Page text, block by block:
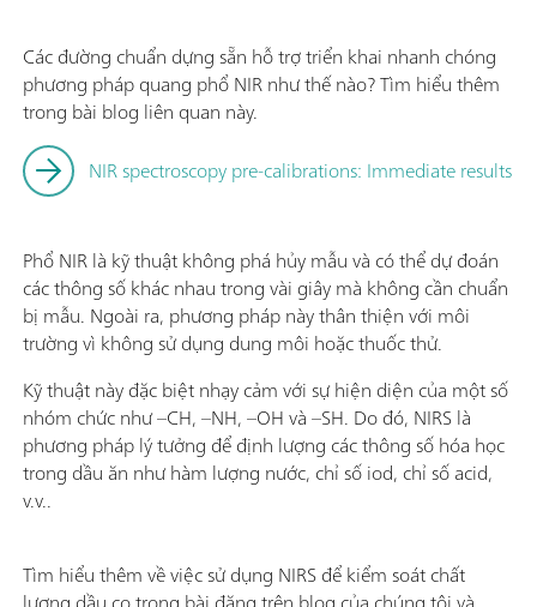
Các đường chuẩn dựng sẵn hỗ trợ triển khai nhanh chóng
phương pháp quang phổ NIR như thế nào? Tìm hiểu thêm
trong bài blog liên quan này.
NIR spectroscopy pre-calibrations: Immediate results
Phổ NIR là kỹ thuật không phá hủy mẫu và có thể dự đoán
các thông số khác nhau trong vài giây mà không cần chuẩn
bị mẫu. Ngoài ra, phương pháp này thân thiện với môi
trường vì không sử dụng dung môi hoặc thuốc thử.
Kỹ thuật này đặc biệt nhạy cảm với sự hiện diện của một số
nhóm chức như –CH, –NH, –OH và –SH. Do đó, NIRS là
phương pháp lý tưởng để định lượng các thông số hóa học
trong dầu ăn như hàm lượng nước, chỉ số iod, chỉ số acid,
v.v..
Tìm hiểu thêm về việc sử dụng NIRS để kiểm soát chất